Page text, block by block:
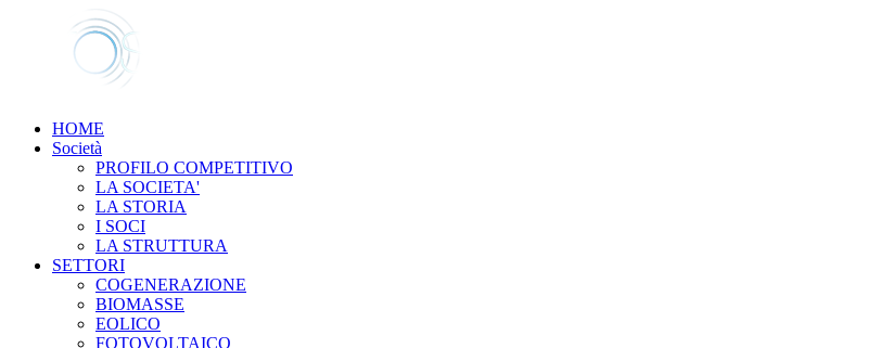
HOME
Società
PROFILO COMPETITIVO
LA SOCIETA'
LA STORIA
I SOCI
LA STRUTTURA
SETTORI
COGENERAZIONE
BIOMASSE
EOLICO
FOTOVOLTAICO